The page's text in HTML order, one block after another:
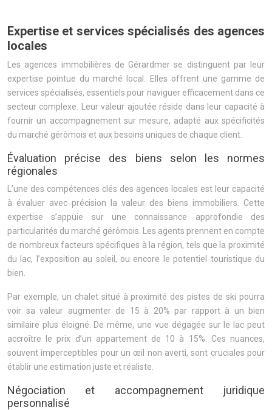
Expertise et services spécialisés des agences
locales
Les agences immobilières de Gérardmer se distinguent par leur
expertise pointue du marché local. Elles offrent une gamme de
services spécialisés, essentiels pour naviguer efficacement dans ce
secteur complexe. Leur valeur ajoutée réside dans leur capacité à
fournir un accompagnement sur mesure, adapté aux spécificités
du marché gérômois et aux besoins uniques de chaque client.
Évaluation précise des biens selon les normes
régionales
L’une des compétences clés des agences locales est leur capacité
à évaluer avec précision la valeur des biens immobiliers. Cette
expertise s’appuie sur une connaissance approfondie des
particularités du marché gérômois. Les agents prennent en compte
de nombreux facteurs spécifiques à la région, tels que la proximité
du lac, l’exposition au soleil, ou encore le potentiel touristique du
bien.
Par exemple, un chalet situé à proximité des pistes de ski pourra
voir sa valeur augmenter de 15 à 20% par rapport à un bien
similaire plus éloigné. De même, une vue dégagée sur le lac peut
accroître le prix d’un appartement de 10 à 15%. Ces nuances,
souvent imperceptibles pour un œil non averti, sont cruciales pour
établir une estimation juste et réaliste.
Négociation et accompagnement juridique
personnalisé